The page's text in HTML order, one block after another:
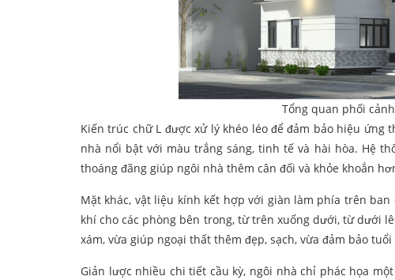
Tổng quan phối
Kiến trúc chữ L được xử lý khéo léo để đảm bảo hiệu
nhà nổi bật với màu trắng sáng, tinh tế và hài hòa. Hệ
thoáng đãng giúp ngôi nhà thêm cân đối và khỏe khoắn
Mặt khác, vật liệu kính kết hợp với giàn làm phía trên
khí cho các phòng bên trong, từ trên xuống dưới, từ dưới
xám, vừa giúp ngoại thất thêm đẹp, sạch, vừa đảm bảo
Giản lược nhiều chi tiết cầu kỳ, ngôi nhà chỉ phác họa